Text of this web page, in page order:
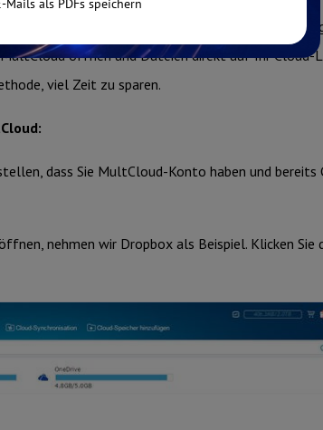
Cloud-Speicher-Dienste, die in MultCloud
öffnen und Dateien direkt auf Ihr Cloud-
viel Zeit zu sparen.
dass Sie MultCloud-Konto haben und bereits
nehmen wir Dropbox als Beispiel. Klicken Sie